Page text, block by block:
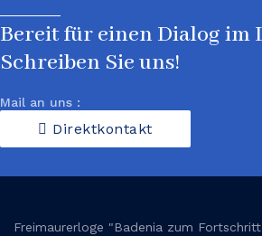
Bereit für einen Dialog im
Schreiben Sie uns!
Mail an uns :
Direktkontakt
Freimaurerloge "Badenia zum